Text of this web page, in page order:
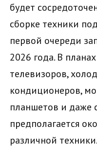
будет
сборке техники
первой очереди
2026 года. В
телевизоров,
кондиционеров,
планшетов и даже
предполагается
различной техники.